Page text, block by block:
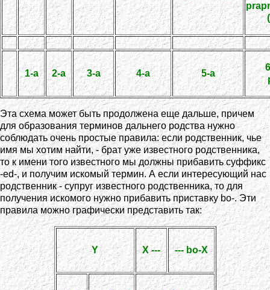
1-a 2-a 3-a 4-a 5-a
Эта схема может быть продолжена еще дальше, причем
для образования терминов дальнего родства нужно
соблюдать очень простые правила: если родственник, чье
имя мы хотим найти, - брат уже известного родственника,
то к имени того известного мы должны прибавить суффикс
-ed-, и получим искомый термин. А если интересующий нас
родственник - супруг известного родственника, то для
получения искомого нужно прибавить приставку bo-. Эти
правила можно графически представить так:
Y X --- --- bo-X